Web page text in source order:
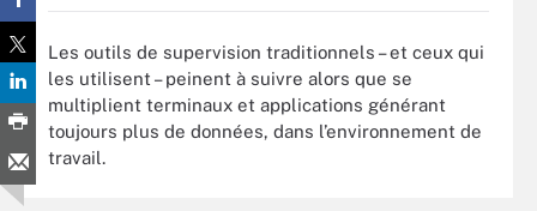
Les outils de supervision traditionnels – et ceux qui
les utilisent – peinent à suivre alors que se
multiplient terminaux et applications générant
toujours plus de données, dans l’environnement de
travail.